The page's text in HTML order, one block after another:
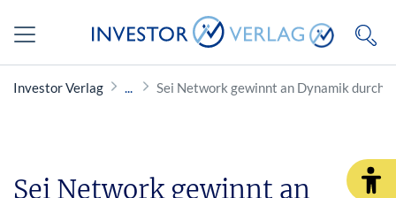
Investor Verlag Sei Network gewinnt an Dynamik durch
Sei Network gewinnt an